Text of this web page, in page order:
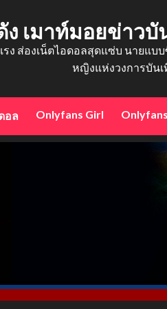
ง เมาท์มอยข่าว
ง ส่องเน็ตไอดอลสุดแซ่บ นายแ
หญิงแห่งวงการบันเ
อล Onlyfans Girl